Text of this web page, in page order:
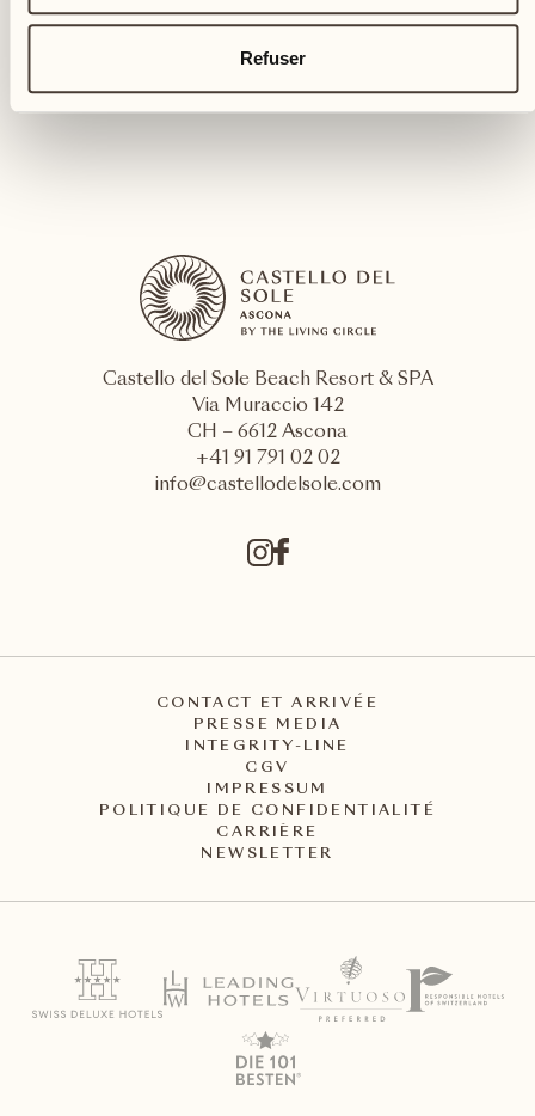
Refuser
Castello del Sole Beach Resort & SPA
Via Muraccio 142
CH – 6612 Ascona
+41 91 791 02 02
info@castellodelsole.com
CONTACT ET ARRIVÉE
PRESSE MEDIA
INTEGRITY-LINE
CGV
IMPRESSUM
POLITIQUE DE CONFIDENTIALITÉ
CARRIÈRE
NEWSLETTER